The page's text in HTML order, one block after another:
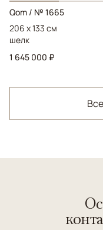
Qom / № 1665
206 x 133 см
шелк
1 645 000 ₽